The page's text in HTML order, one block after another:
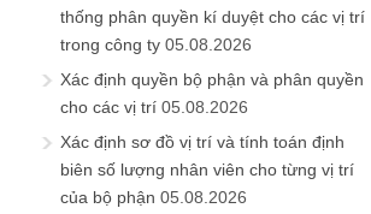
thống phân quyền kí duyệt cho các vị trí
trong công ty 05.08.2026
Xác định quyền bộ phận và phân quyền
cho các vị trí 05.08.2026
Xác định sơ đồ vị trí và tính toán định
biên số lượng nhân viên cho từng vị trí
của bộ phận 05.08.2026